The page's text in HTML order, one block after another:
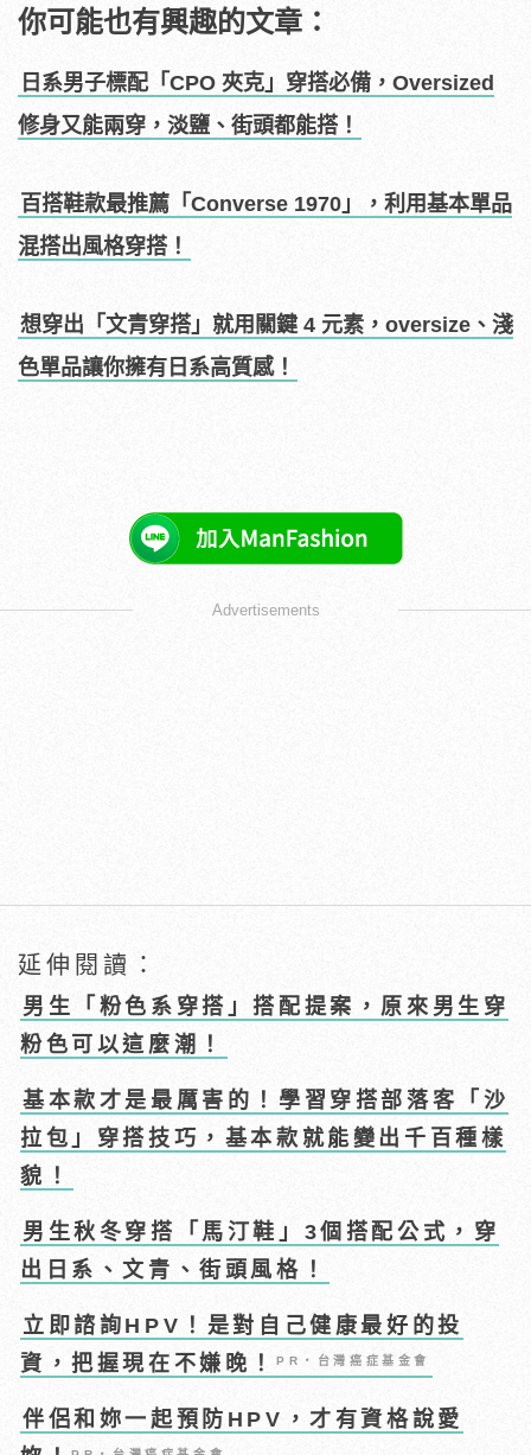
你可能也有興趣的文章：
日系男子標配「CPO 夾克」穿搭必備，Oversized
修身又能兩穿，淡鹽、街頭都能搭！
百搭鞋款最推薦「Converse 1970」，利用基本單品
混搭出風格穿搭！
想穿出「文青穿搭」就用關鍵 4 元素，oversize、淺
色單品讓你擁有日系高質感！
Advertisements
延伸閱讀：
男生「粉色系穿搭」搭配提案，原來男生穿
粉色可以這麼潮！
基本款才是最厲害的！學習穿搭部落客「沙
拉包」穿搭技巧，基本款就能變出千百種樣
貌！
男生秋冬穿搭「馬汀鞋」3個搭配公式，穿
出日系、文青、街頭風格！
立即諮詢HPV！是對自己健康最好的投
資，把握現在不嫌晚！PR・台灣癌症基金會
伴侶和妳一起預防HPV，才有資格說愛